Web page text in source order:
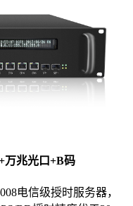
万兆光口+B码
电信级授时服务器，